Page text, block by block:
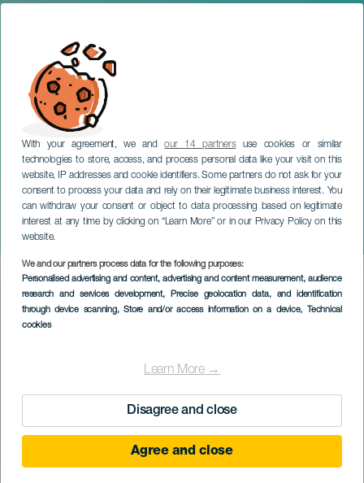
With your agreement, we andour 14 partnersuse cookies or similar
technologies to store, access, and process personal data like your visit on this
website, IP addresses and cookie identifiers. Some partners do not ask for your
consent to process your data and rely on their legitimate business interest. You
can withdraw your consent or object to data processing based on legitimate
interest at any time by clicking on “Learn More” or in our Privacy Policy on this
website.
We and our partners process data for the following purposes:
Personalised advertising and content, advertising and content measurement, audience
research and services development, Precise geolocation data, and identification
through device scanning, Store and/or access information on a device, Technical
cookies
Learn More →
Disagree and close
Agree and close
La Movida, El Musical de los
80. Tenerife
TENERIFE
Imagen
Listado